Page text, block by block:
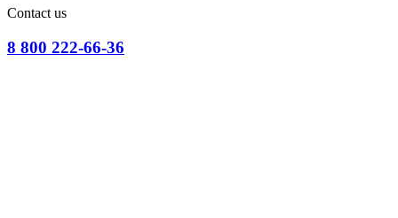
Contact us
8 800 222-66-36